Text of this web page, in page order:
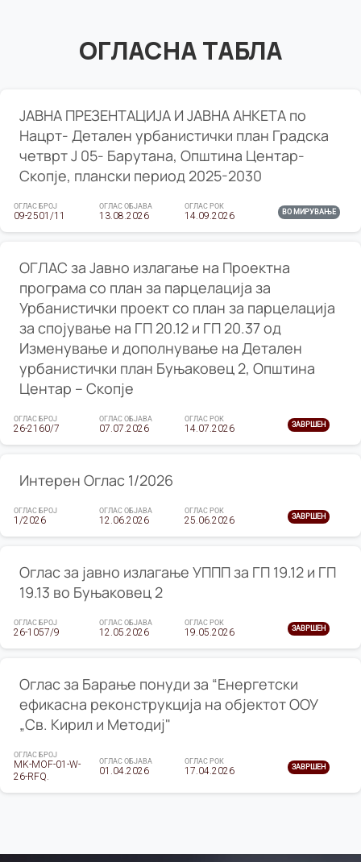
ОГЛАСНА ТАБЛА
ЈАВНА ПРЕЗЕНТАЦИЈА И ЈАВНА АНКЕТА по
Нацрт- Детален урбанистички план Градска
четврт Ј 05- Барутана, Општина Центар-
Скопје, плански период 2025-2030
ОГЛАС БРОЈ
09-2501/11
ОГЛАС ОБЈАВА
13.08.2026
ОГЛАС РОК
14.09.2026 ВО МИРУВАЊЕ
ОГЛАС за Јавно излагање на Проектна
програма со план за парцелација за
Урбанистички проект со план за парцелација
за спојување на ГП 20.12 и ГП 20.37 од
Изменување и дополнување на Детален
урбанистички план Буњаковец 2, Општина
Центар – Скопје
ОГЛАС БРОЈ
26-2160/7
ОГЛАС ОБЈАВА
07.07.2026
ОГЛАС РОК
14.07.2026 ЗАВРШЕН
Интерен Оглас 1/2026
ОГЛАС БРОЈ
1/2026
ОГЛАС ОБЈАВА
12.06.2026
ОГЛАС РОК
25.06.2026 ЗАВРШЕН
Оглас за јавно излагање УППП за ГП 19.12 и ГП
19.13 во Буњаковец 2
ОГЛАС БРОЈ
26-1057/9
ОГЛАС ОБЈАВА
12.05.2026
ОГЛАС РОК
19.05.2026 ЗАВРШЕН
Оглас за Барање понуди за “Енергетски
ефикасна реконструкција на објектот ООУ
„Св. Кирил и Методиј"
ОГЛАС БРОЈ
MK-MOF-01-W-
26-RFQ.
ОГЛАС ОБЈАВА
01.04.2026
ОГЛАС РОК
17.04.2026 ЗАВРШЕН